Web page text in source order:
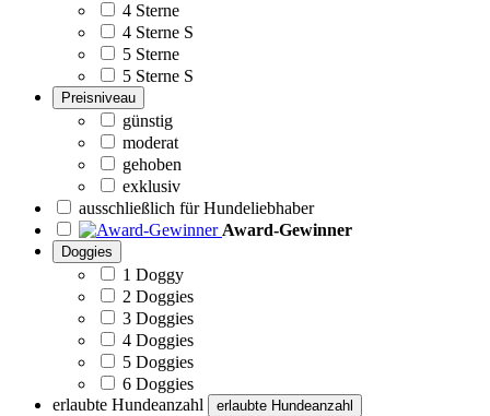
4 Sterne
4 Sterne S
5 Sterne
5 Sterne S
Preisniveau
günstig
moderat
gehoben
exklusiv
ausschließlich für Hundeliebhaber
Award-Gewinner
Doggies
1 Doggy
2 Doggies
3 Doggies
4 Doggies
5 Doggies
6 Doggies
erlaubte Hundeanzahl
erlaubte Hundeanzahl